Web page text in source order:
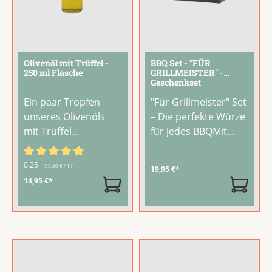
Olivenöl mit Trüffel -
250 ml Flasche
Ein paar Tropfen
unseres Olivenöls
mit Trüffel
verwandeln ein
schlichtes Gericht in
ein besonderes
Gaumenvergnügen.
Goldgelbes Olivenöl
Durchschnittliche Bewertung von 4.67 von 5 Sternen
0.25 l (59,80 € / 1 l)
14,95 €*
BBQ Set - "FÜR
GRILLMEISTER" -
Geschenkset
"Für Grillmeister" Set
– Die perfekte Würze
für jedes BBQMit
jedes Grillgericht im
Handumdrehen. Vier
perfekt aufeinander
19,95 €*